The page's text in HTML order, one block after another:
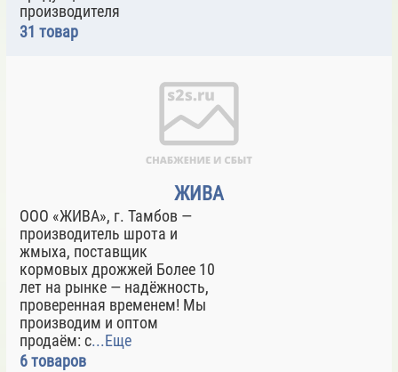
производителя
31 товар
ЖИВА
ООО «ЖИВА», г. Тамбов —
производитель шрота и
жмыха, поставщик
кормовых дрожжей Более 10
лет на рынке — надёжность,
проверенная временем! Мы
производим и оптом
продаём: с...Еще
6 товаров